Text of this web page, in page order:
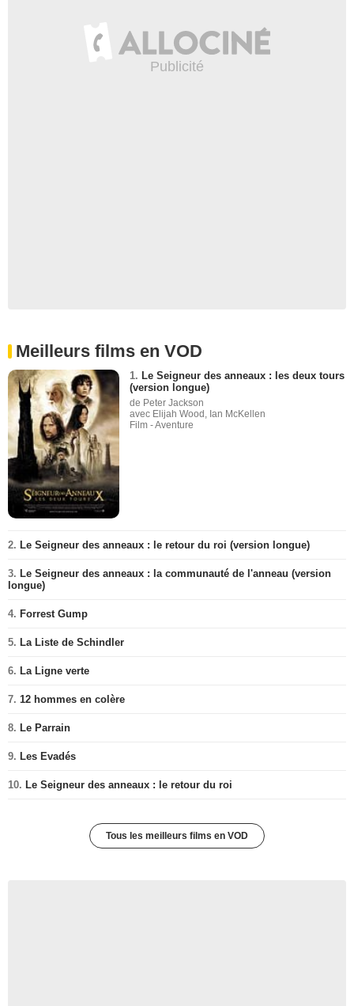
Meilleurs films en VOD
1. Le Seigneur des anneaux : les deux tours
(version longue)
de Peter Jackson
avec Elijah Wood, Ian McKellen
Film - Aventure
2. Le Seigneur des anneaux : le retour du roi (version longue)
3. Le Seigneur des anneaux : la communauté de l'anneau (version
longue)
4. Forrest Gump
5. La Liste de Schindler
6. La Ligne verte
7. 12 hommes en colère
8. Le Parrain
9. Les Evadés
10. Le Seigneur des anneaux : le retour du roi
Tous les meilleurs films en VOD